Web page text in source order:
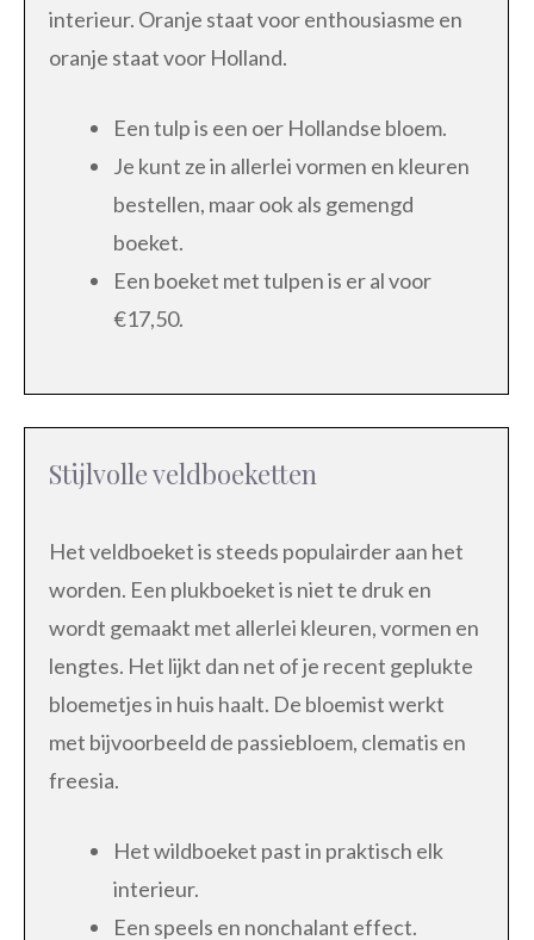
interieur. Oranje staat voor enthousiasme en
oranje staat voor Holland.
Een tulp is een oer Hollandse bloem.
Je kunt ze in allerlei vormen en kleuren
bestellen, maar ook als gemengd
boeket.
Een boeket met tulpen is er al voor
€17,50.
Stijlvolle veldboeketten
Het veldboeket is steeds populairder aan het
worden. Een plukboeket is niet te druk en
wordt gemaakt met allerlei kleuren, vormen en
lengtes. Het lijkt dan net of je recent geplukte
bloemetjes in huis haalt. De bloemist werkt
met bijvoorbeeld de passiebloem, clematis en
freesia.
Het wildboeket past in praktisch elk
interieur.
Een speels en nonchalant effect.